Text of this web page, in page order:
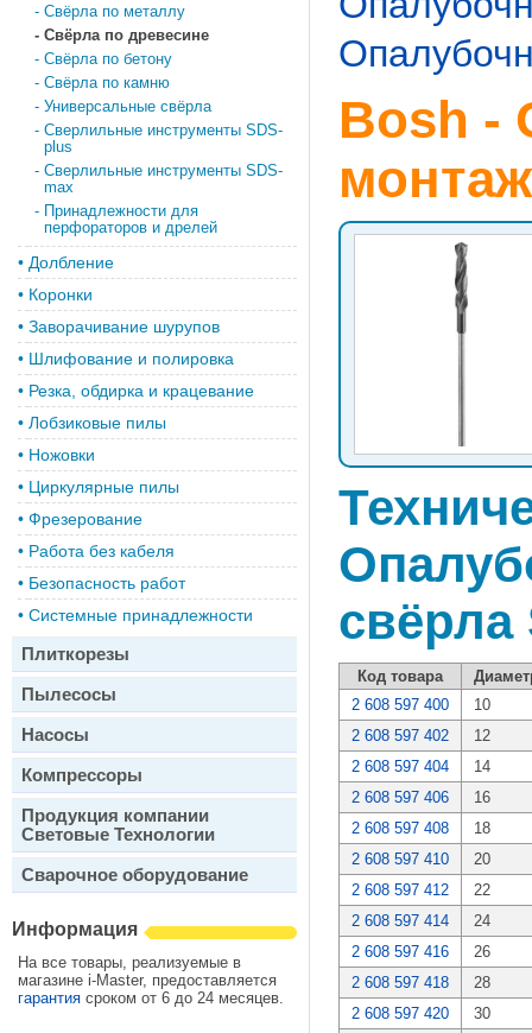
- Свёрла по металлу
- Свёрла по древесине
- Свёрла по бетону
- Свёрла по камню
- Универсальные свёрла
- Сверлильные инструменты SDS-
plus
- Сверлильные инструменты SDS-
max
- Принадлежности для
перфораторов и дрелей
• Долбление
• Коронки
• Заворачивание шурупов
• Шлифование и полировка
• Резка, обдирка и крацевание
• Лобзиковые пилы
• Ножовки
• Циркулярные пилы
• Фрезерование
• Работа без кабеля
• Безопасность работ
• Системные принадлежности
Плиткорезы
Пылесосы
Насосы
Компрессоры
Продукция компании
Световые Технологии
Сварочное оборудование
Информация
На все товары, реализуемые в
магазине i-Master, предоставляется
гарантия сроком от 6 до 24 месяцев.
Bosh -
свёрла
Код товара
2 608 597 400
10
2 608 597 402
12
2 608 597 404
14
2 608 597 406
16
2 608 597 408
18
2 608 597 410
20
2 608 597 412
22
2 608 597 414
24
2 608 597 416
26
2 608 597 418
28
2 608 597 420
30